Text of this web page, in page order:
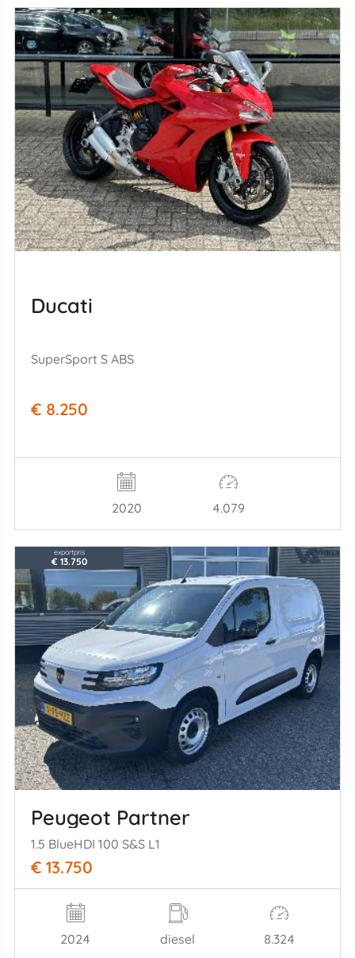
Ducati
SuperSport S ABS
€ 8.250
2020 4.079
exportpris
€ 13.750
Peugeot Partner
1.5 BlueHDI 100 S&S L1
€ 13.750
2024 diesel 8.324